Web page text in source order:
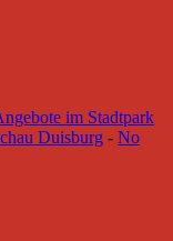
im Stadtpark
Duisburg - No